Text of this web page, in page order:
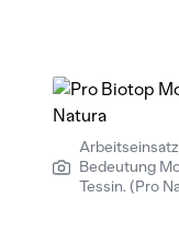
Bedeutung
Tessin. (Pro